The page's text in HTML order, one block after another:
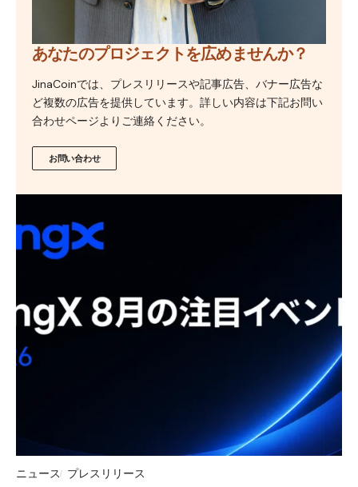
あなたのプロジェクトを広めませんか？
JinaCoinでは、プレスリリースや記事広告、バナー広告な
ど複数の広告を提供しています。詳しい内容は下記お問い
合わせページよりご連絡ください。
お問い合わせ
ニュース プレスリリース